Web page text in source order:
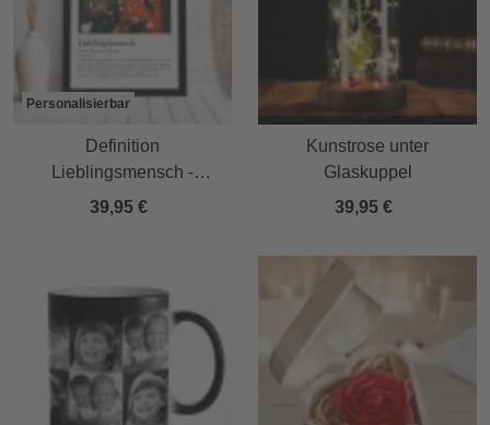
Personalisierbar
Definition
Lieblingsmensch -
personalisiertes Bild mit
39,95 €
Kunstrose unter
Glaskuppel
39,95 €